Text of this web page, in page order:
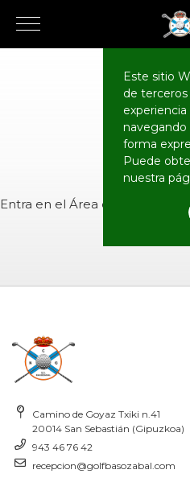
Este sitio
de
navegando
forma
Puede
nuestra
Entra en el Área de Socios
Camino de Goyaz Txiki n.41
20014 San Sebastián (Gipuzkoa)
943 46 76 42
recepcion@golfbasozabal.com